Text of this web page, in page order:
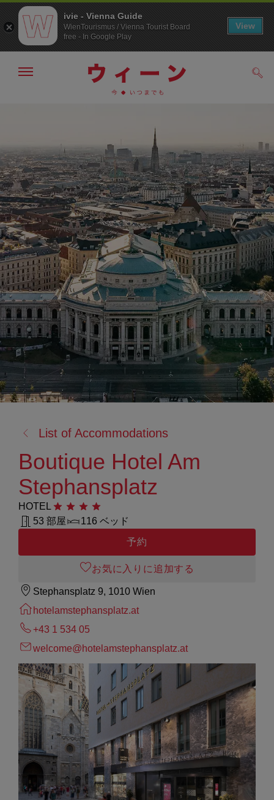
へ
ジ
の
ト
ッ
プ
へ
メ
非
表
示
る:
List of Accommodations
Boutique Hotel Am
Stephansplatz
HOTEL 星4つ
53 部屋
116 ベッド
予約
お気に入りに追加する
Stephansplatz 9, 1010 Wien
hotelamstephansplatz.at
+43 1 534 05
welcome@hotelamstephansplatz.at
ivie - Vienna Guide
WienTourismus / Vienna Tourist Board
free - In Google Play
View